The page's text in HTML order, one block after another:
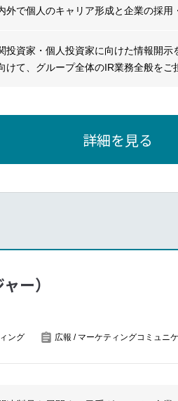
で個人のキャリア形成と企業の採用
です。
投資家・個人投資家に向けた情報開
て、グループ全体のIR業務全般をご
料などの作成
などの企画、運営（機関・個人）
詳細を見る
ー）
ング 広報 / マーケティングコミュニ